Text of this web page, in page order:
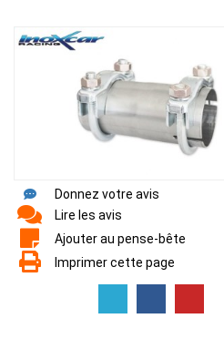
Donnez votre avis
Lire les avis
Ajouter au pense-bête
Imprimer cette page